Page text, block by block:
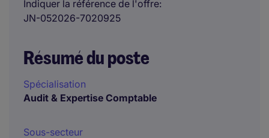
Indiquer la référence de l'offre
JN-052026-7020925
Résumé du poste
Spécialisation
Audit & Expertise Comptable
Sous-secteur